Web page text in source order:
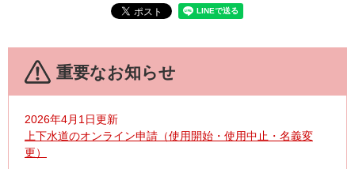
重要なお知らせ
2026年4月1日更新
上下水道のオンライン申請（使用開始・使用中止・名義変
更）